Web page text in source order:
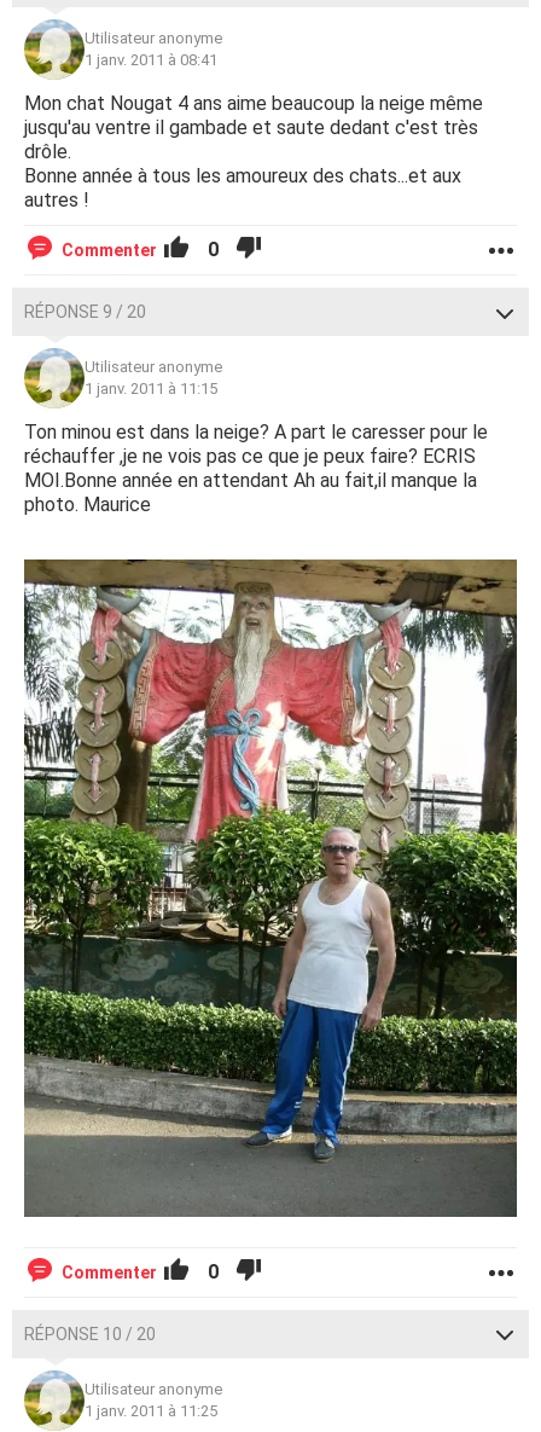
Utilisateur anonyme
1 janv. 2011 à 08:41
Mon chat Nougat 4 ans aime beaucoup la neige même
jusqu'au ventre il gambade et saute dedant c'est très
drôle.
Bonne année à tous les amoureux des chats...et aux
autres !
Commenter 0
RÉPONSE 9 / 20
Utilisateur anonyme
1 janv. 2011 à 11:15
Ton minou est dans la neige? A part le caresser pour le
réchauffer ,je ne vois pas ce que je peux faire? ECRIS
MOI.Bonne année en attendant Ah au fait,il manque la
photo. Maurice
Commenter 0
RÉPONSE 10 / 20
Utilisateur anonyme
1 janv. 2011 à 11:25